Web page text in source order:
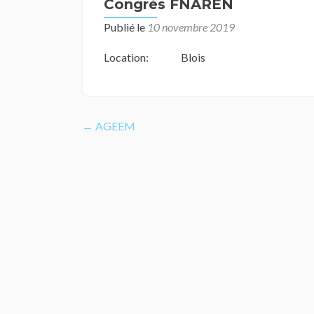
Congrès FNAREN
Publié le 10 novembre 2019
Location: Blois
Navigation
← AGEEM